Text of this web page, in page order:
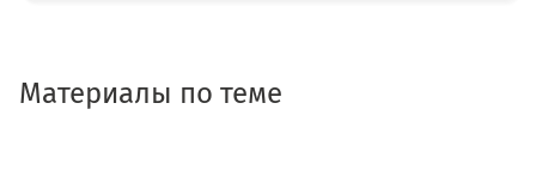
Материалы по теме